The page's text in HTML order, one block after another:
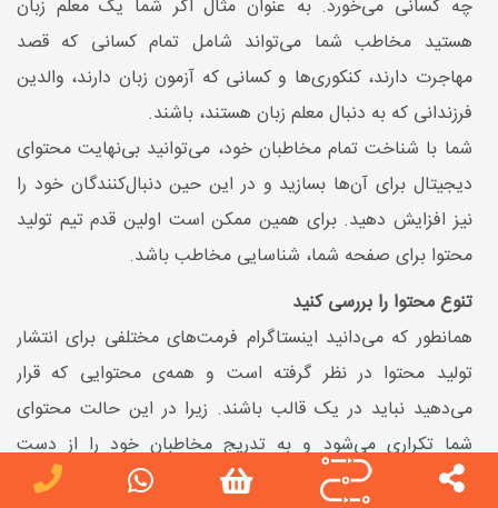
چه کسانی می‌خورد. به عنوان مثال اگر شما یک معلم زبان
هستید مخاطب شما می‌تواند شامل تمام کسانی که قصد
مهاجرت دارند، کنکوری‌ها و کسانی که آزمون زبان دارند، والدین
فرزندانی که به دنبال معلم زبان هستند، باشند.
شما با شناخت تمام مخاطبان خود، می‌توانید بی‌نهایت محتوای
دیجیتال برای آن‌ها بسازید و در این حین دنبال‌کنندگان خود را
نیز افزایش دهید. برای همین ممکن است اولین قدم تیم تولید
محتوا برای صفحه شما، شناسایی مخاطب باشد.
تنوع محتوا را بررسی کنید
همانطور که می‌دانید اینستاگرام فرمت‌های مختلفی برای انتشار
تولید محتوا در نظر گرفته است و همه‌ی محتوایی که قرار
می‌دهید نباید در یک قالب باشند. زیرا در این حالت محتوای
شما تکراری می‌شود و به تدریج مخاطبان خود را از دست
می‌دهید. به همین دلیل بهتر است از فرمت‌های مختلفی مانند